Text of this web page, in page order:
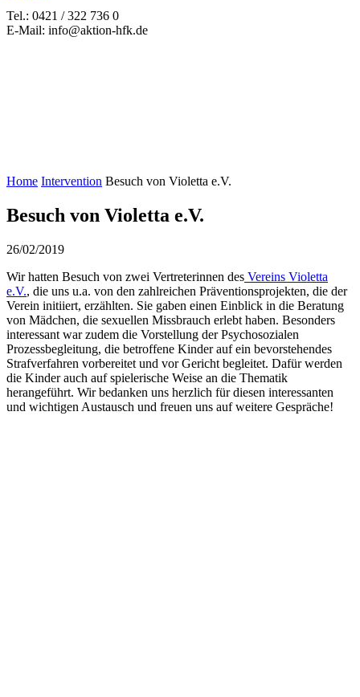
Tel.: 0421 / 322 736 0
E-Mail: info@aktion-hfk.de
Home Intervention Besuch von Violetta e.V.
Besuch von Violetta e.V.
26/02/2019
Wir hatten Besuch von zwei Vertreterinnen des Vereins Violetta
e.V., die uns u.a. von den zahlreichen Präventionsprojekten, die der
Verein initiiert, erzählten. Sie gaben einen Einblick in die Beratung
von Mädchen, die sexuellen Missbrauch erlebt haben. Besonders
interessant war zudem die Vorstellung der Psychosozialen
Prozessbegleitung, die betroffene Kinder auf ein bevorstehendes
Strafverfahren vorbereitet und vor Gericht begleitet. Dafür werden
die Kinder auch auf spielerische Weise an die Thematik
herangeführt. Wir bedanken uns herzlich für diesen interessanten
und wichtigen Austausch und freuen uns auf weitere Gespräche!